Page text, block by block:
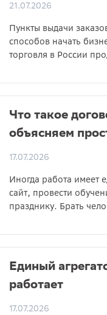
21.07.2026
Пункты выдачи
способов начать
торговля в России
Что такое
объясняем
17.07.2026
Иногда работа имеет
сайт, провести
празднику. Брать
Единый
работает
17.07.2026